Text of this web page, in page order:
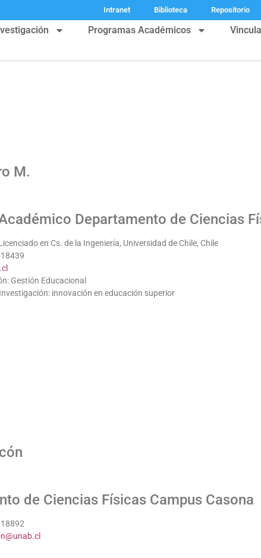
Intranet Biblioteca Repositorio
Programas Académicos
M.
Departamento de Ciencias
en Cs. de la Ingeniería, Universidad de Chile, Chile
Gestión Educacional
innovación en educación superior
de Ciencias Físicas Campus Casona